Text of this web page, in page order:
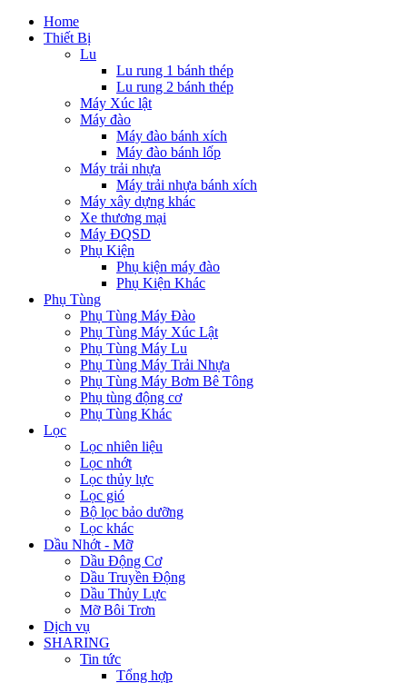
Home
Thiết Bị
Lu
Lu rung 1 bánh thép
Lu rung 2 bánh thép
Máy Xúc lật
Máy đào
Máy đào bánh xích
Máy đào bánh lốp
Máy trải nhựa
Máy trải nhựa bánh xích
Máy xây dựng khác
Xe thương mại
Máy ĐQSD
Phụ Kiện
Phụ kiện máy đào
Phụ Kiện Khác
Phụ Tùng
Phụ Tùng Máy Đào
Phụ Tùng Máy Xúc Lật
Phụ Tùng Máy Lu
Phụ Tùng Máy Trải Nhựa
Phụ Tùng Máy Bơm Bê Tông
Phụ tùng động cơ
Phụ Tùng Khác
Lọc
Lọc nhiên liệu
Lọc nhớt
Lọc thủy lực
Lọc gió
Bộ lọc bảo dưỡng
Lọc khác
Dầu Nhớt - Mỡ
Dầu Động Cơ
Dầu Truyền Động
Dầu Thủy Lực
Mỡ Bôi Trơn
Dịch vụ
SHARING
Tin tức
Tổng hợp